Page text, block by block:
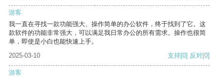
游客
我一直在寻找一款功能强大、操作简单的办公软件，终于找到了它。这
款软件的功能非常强大，可以满足我日常办公的所有需求。操作也很简
单，即使是小白也能快速上手。
2025-03-10
支持[0] 反对[0]
游客